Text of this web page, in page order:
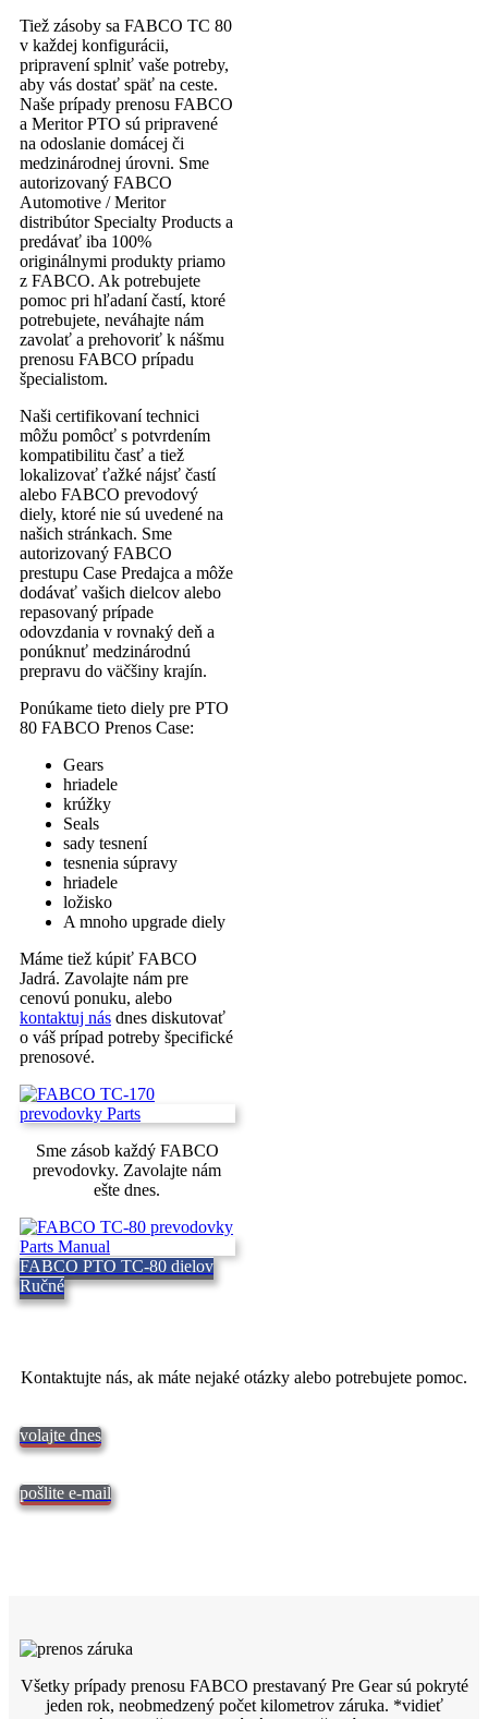
Tiež zásoby sa FABCO TC 80
v každej konfigurácii,
pripravení splniť vaše potreby,
aby vás dostať späť na ceste.
Naše prípady prenosu FABCO
a Meritor PTO sú pripravené
na odoslanie domácej či
medzinárodnej úrovni. Sme
autorizovaný FABCO
Automotive / Meritor
distribútor Specialty Products a
predávať iba 100%
originálnymi produkty priamo
z FABCO. Ak potrebujete
pomoc pri hľadaní častí, ktoré
potrebujete, neváhajte nám
zavolať a prehovoriť k nášmu
prenosu FABCO prípadu
špecialistom.
Naši certifikovaní technici
môžu pomôcť s potvrdením
kompatibilitu časť a tiež
lokalizovať ťažké nájsť častí
alebo FABCO prevodový
diely, ktoré nie sú uvedené na
našich stránkach. Sme
autorizovaný FABCO
prestupu Case Predajca a môže
dodávať vašich dielcov alebo
repasovaný prípade
odovzdania v rovnaký deň a
ponúknuť medzinárodnú
prepravu do väčšiny krajín.
Ponúkame tieto diely pre PTO
80 FABCO Prenos Case:
Gears
hriadele
krúžky
Seals
sady tesnení
tesnenia súpravy
hriadele
ložisko
A mnoho upgrade diely
Máme tiež kúpiť FABCO
Jadrá. Zavolajte nám pre
cenovú ponuku, alebo
kontaktuj nás dnes diskutovať
o váš prípad potreby špecifické
prenosové.
Sme zásob každý FABCO
prevodovky. Zavolajte nám
ešte dnes.
FABCO PTO TC-80 dielov
Ručné
Kontaktujte nás, ak máte nejaké otázky alebo potrebujete pomoc.
volajte dnes
pošlite e-mail
Všetky prípady prenosu FABCO prestavaný Pre Gear sú pokryté
jeden rok, neobmedzený počet kilometrov záruka. *vidieť